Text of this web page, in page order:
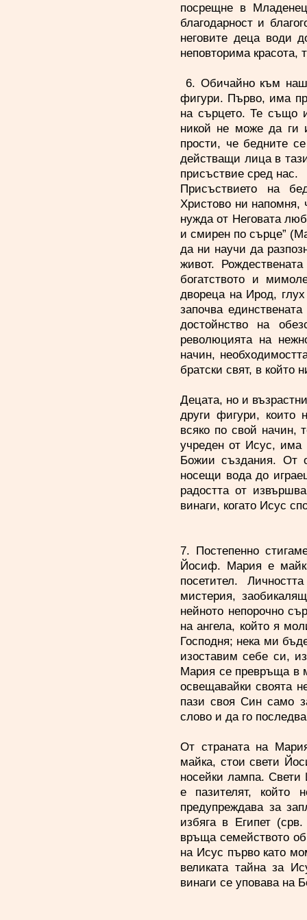
посрещне в
благодарност и
неговите деца води
неповторима красота,
6. Обичайно към
фигури. Първо, има
на сърцето. Те също
никой не може да ги
прости, че бедните
действащи лица в
присъствие сред нас.
Присъствието на
Христово ни напомня,
нужда от Неговата
и смирен по сърце”
да ни научи да
живот.
богатството и
двореца на Ирод,
започва
достойнство на
революцията на
начин,
братски свят, в който
Децата, но и
други фигури, които
всяко по свой начин,
учреден от Исус, има
Божии създания. От
носещи вода до
радостта от
винаги, когато Исус
7. Постепенно
Йосиф. Мария е
посетител.
мистерия,
нейното непорочно
на ангела, който я
Господня; нека ми
изоставим себе си,
Мария се превръща в
освещавайки своята
пази своя Син само
слово и да го
От страната на
майка, стои свети
носейки лампа.
е пазителят, който
предупреждава за
избяга в Египет
връща семейството
на Исус първо като
великата тайна за
винаги се уповава на